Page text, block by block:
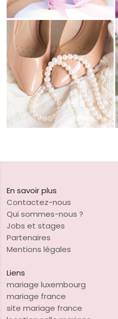
En savoir plus
Contactez-nous
Qui sommes-nous ?
Jobs et stages
Partenaires
Mentions légales
Liens
mariage luxembourg
mariage france
site mariage france